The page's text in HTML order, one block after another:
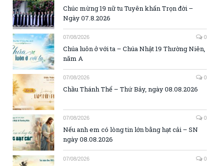
Chúc mừng 19 nữ tu Tuyên khấn Trọn đời –
Ngày 07.8.2026
07/08/2026 0
Chúa luôn ở với ta – Chúa Nhật 19 Thường Niên,
năm A
07/08/2026 0
Chầu Thánh Thể – Thứ Bảy, ngày 08.08.2026
07/08/2026 0
Nếu anh em có lòng tin lớn bằng hạt cải – SN
ngày 08.08.2026
07/08/2026 0